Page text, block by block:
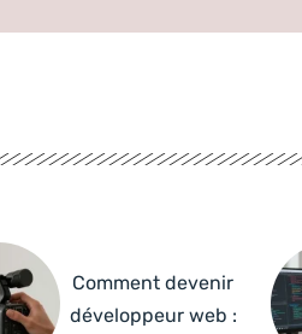
Comment devenir
développeur web :